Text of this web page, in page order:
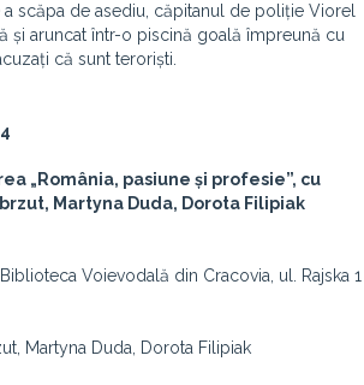
scăpa de asediu, căpitanul de poliție Viorel
și aruncat într-o piscină goală împreună cu
că sunt teroriști.
„România, pasiune și profesie”, cu
Martyna Duda, Dorota Filipiak
Voievodală din Cracovia, ul. Rajska 1
Martyna Duda, Dorota Filipiak